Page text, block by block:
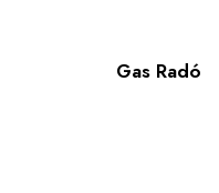
Gas Radó